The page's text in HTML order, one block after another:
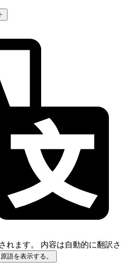
れます。
内容は自動的に翻訳さ
原語を表示する。